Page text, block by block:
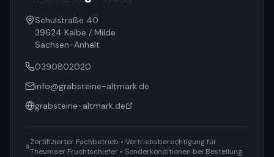
Schulstraße 40
39624 Kalbe / Milde
Sachsen-Anhalt
0390802020
info@grabsteine-altmark.de
grabsteine-altmark.de
Zertifizierter Fachbetrieb • Vertriebsberechtigung für
Theumaer Fruchtschiefer • Sonderkonditionen bei Bestellung